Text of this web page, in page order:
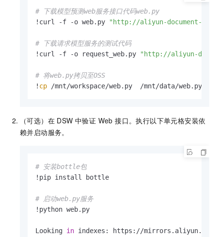
# 下载模型预测web服务接口代码web.py
!curl -f -o web.py
"http://aliyun-document-
# 下载请求模型服务的测试代码
!curl -f -o request_web.py
"http://aliyun-
# 将web.py拷贝至OSS
! cp /mnt/workspace/web.py  /mnt/data/web.py
（可选）在 DSW 中验证 Web 接口。执行以下单元格安装依
赖并启动服务。
# 安装bottle包
!pip install bottle
# 启动web.py服务
!python web.py
Looking in indexes: https://